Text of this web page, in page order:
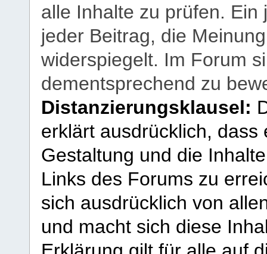
alle Inhalte zu prüfen.
jeder Beitrag, die
widerspiegelt. Im Forum
dementsprechend zu
Distanzierungsklausel:
erklärt ausdrücklich,
Gestaltung und die
Links des Forums zu
sich ausdrücklich von
und macht sich diese